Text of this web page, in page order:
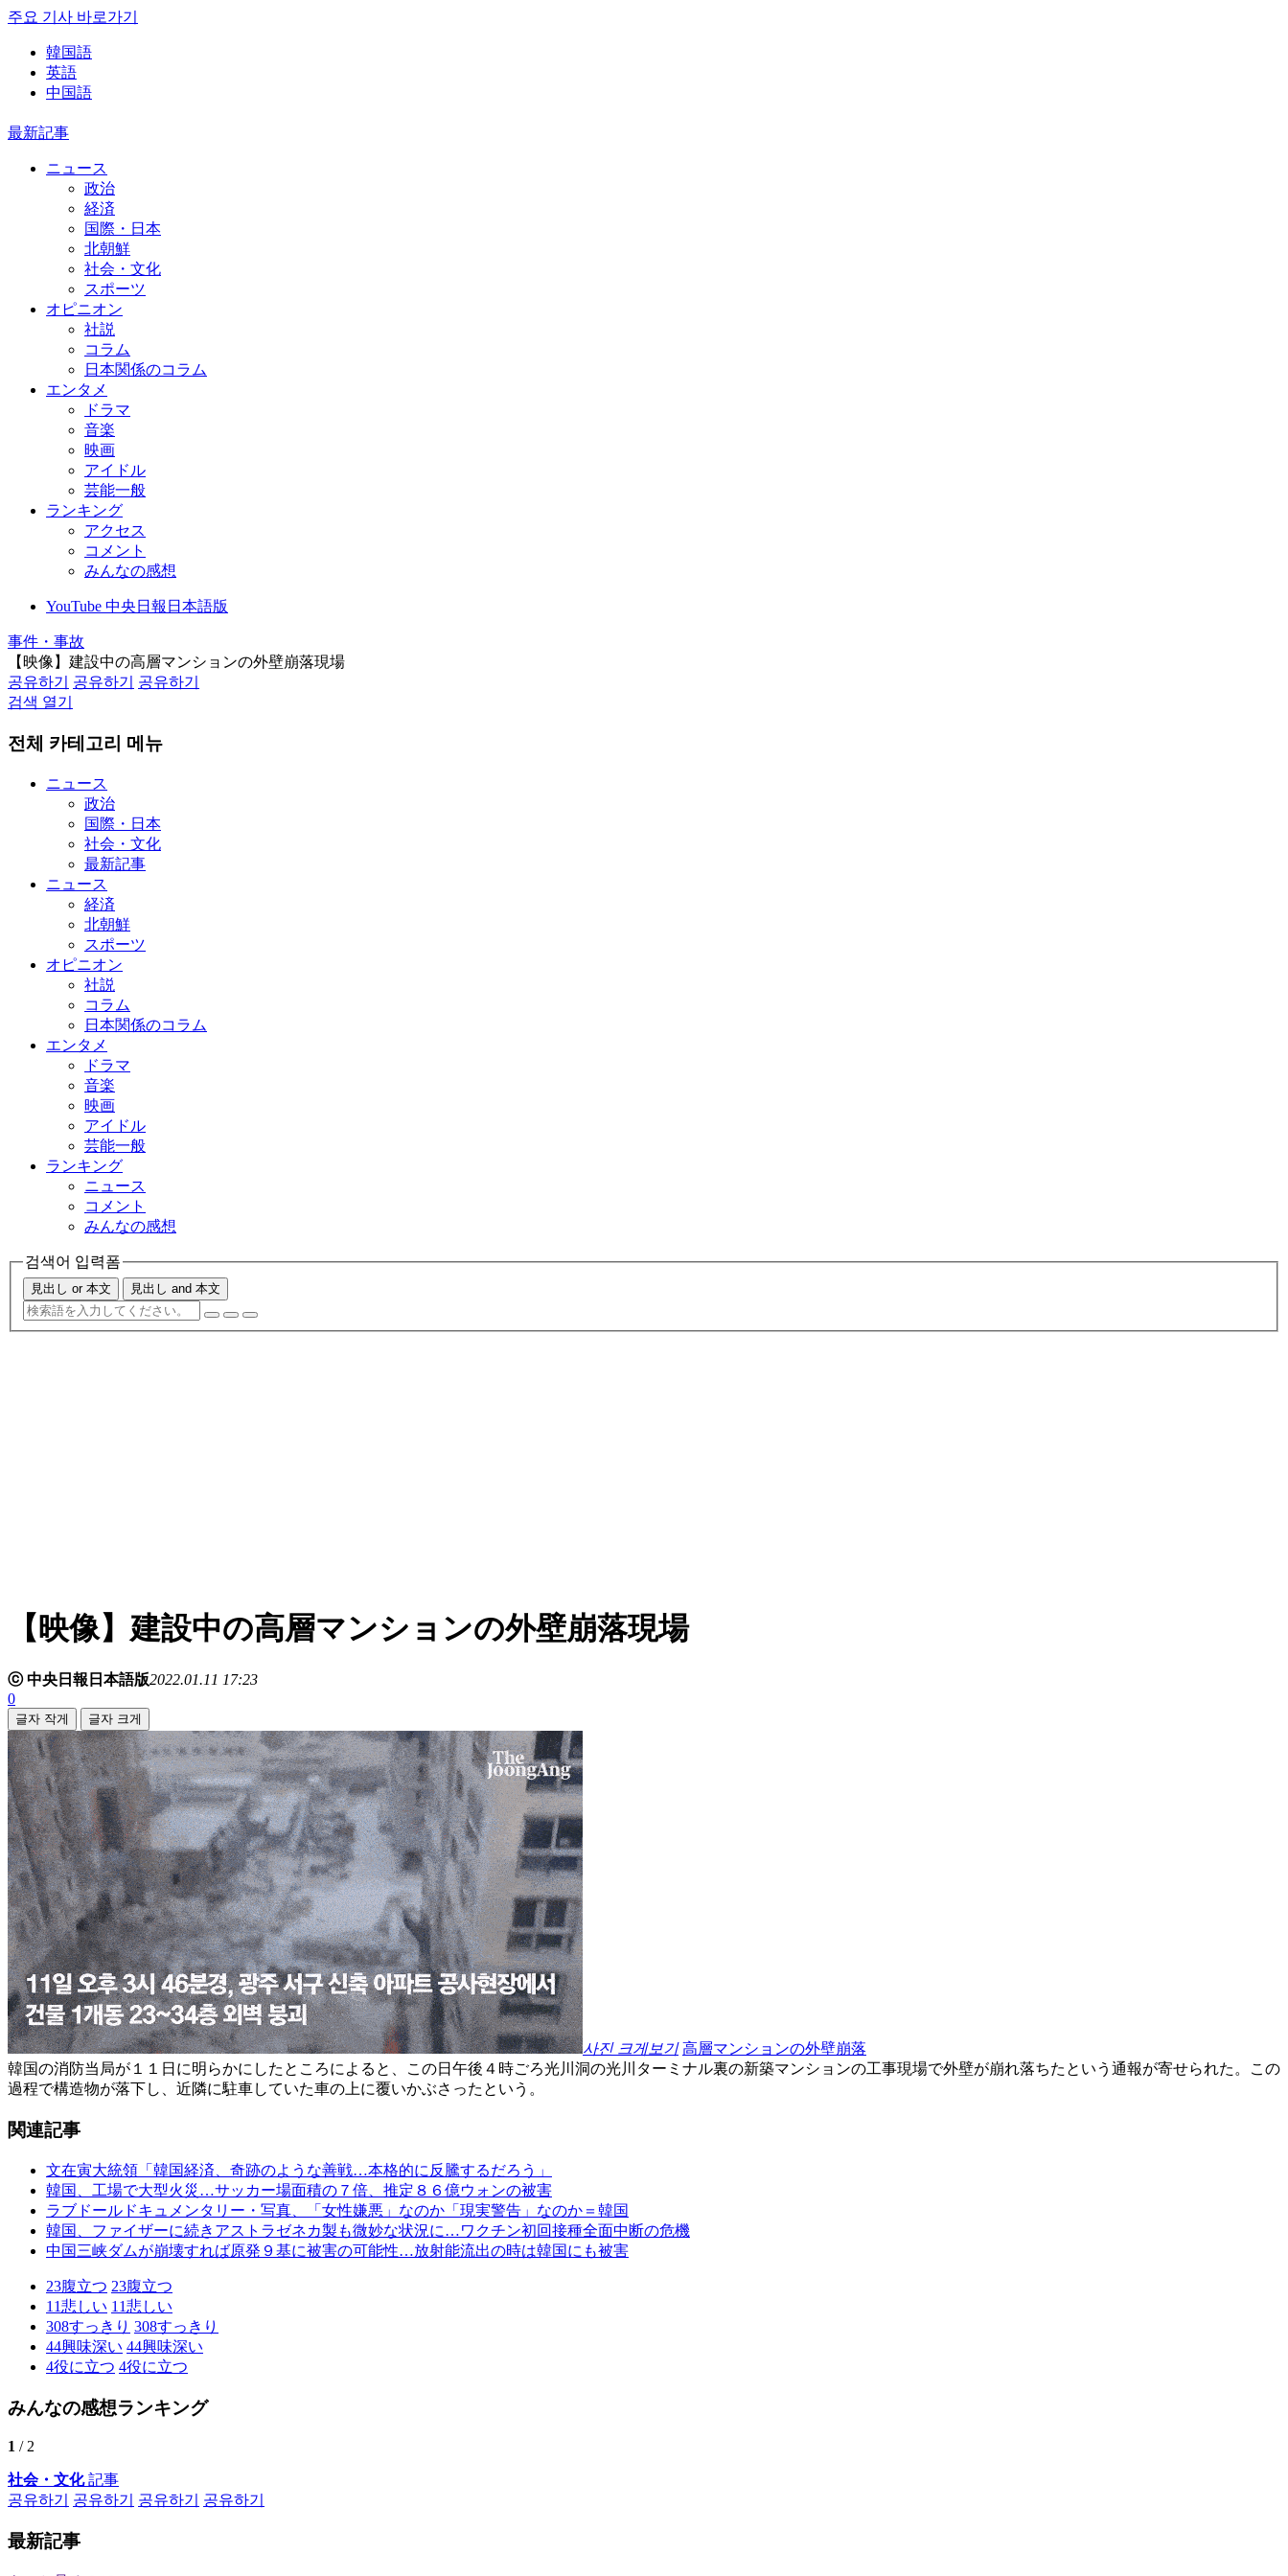
주요 기사 바로가기
韓国語
英語
中国語
最新記事
ニュース
政治
経済
国際・日本
北朝鮮
社会・文化
スポーツ
オピニオン
社説
コラム
日本関係のコラム
エンタメ
ドラマ
音楽
映画
アイドル
芸能一般
ランキング
アクセス
コメント
みんなの感想
YouTube 中央日報日本語版
事件・事故
【映像】建設中の高層マンションの外壁崩落現場
공유하기
공유하기
공유하기
검색 열기
전체 카테고리 메뉴
ニュース
政治
国際・日本
社会・文化
最新記事
ニュース
経済
北朝鮮
スポーツ
オピニオン
社説
コラム
日本関係のコラム
エンタメ
ドラマ
音楽
映画
アイドル
芸能一般
ランキング
ニュース
コメント
みんなの感想
검색어 입력폼
見出し or 本文 見出し and 本文
【映像】建設中の高層マンションの外壁崩落現場
ⓒ 中央日報日本語版2022.01.11 17:23
0
글자 작게 글자 크게
사진 크게보기 高層マンションの外壁崩落
韓国の消防当局が１１日に明らかにしたところによると、この日午後４時ごろ光川洞の光川ターミナル裏の新築マンションの工事現場で外壁が崩れ落ちたという通報が寄せられた。この
過程で構造物が落下し、近隣に駐車していた車の上に覆いかぶさったという。
関連記事
文在寅大統領「韓国経済、奇跡のような善戦…本格的に反騰するだろう」
韓国、工場で大型火災…サッカー場面積の７倍、推定８６億ウォンの被害
ラブドールドキュメンタリー・写真、「女性嫌悪」なのか「現実警告」なのか＝韓国
韓国、ファイザーに続きアストラゼネカ製も微妙な状況に…ワクチン初回接種全面中断の危機
中国三峡ダムが崩壊すれば原発９基に被害の可能性…放射能流出の時は韓国にも被害
23腹立つ 23腹立つ
11悲しい 11悲しい
308すっきり 308すっきり
44興味深い 44興味深い
4役に立つ 4役に立つ
みんなの感想ランキング
1 / 2
社会・文化記事
공유하기
공유하기 공유하기 공유하기
最新記事